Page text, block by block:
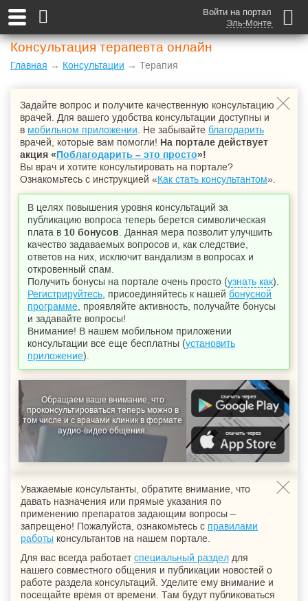
Войти на портал
Эль-Монте
Консультация терапевта онлайн
Главная → Консультации → Терапия
Задайте вопрос и получите качественную консультацию
врачей. Для вашего удобства консультации доступны и
в мобильном приложении . Не забывайте благодарить
врачей, которые вам помогли! На портале действует
акция «Поблагодарить – это просто»!
Вы врач и хотите консультировать на портале?
Ознакомьтесь с инструкцией «Как стать консультантом».
В целях повышения уровня консультаций за
публикацию вопроса теперь берется символическая
плата в 10 бонусов . Данная мера позволит улучшить
качество задаваемых вопросов и, как следствие,
ответов на них, исключит вандализм в вопросах и
откровенный спам.
Получить бонусы на портале очень просто (узнать как).
Регистрируйтесь , присоединяйтесь к нашей бонусной
программе , проявляйте активность, получайте бонусы
и задавайте вопросы!
Внимание! В нашем мобильном приложении
консультации все еще бесплатны (установить
приложение).
Обращаем ваше внимание, что
проконсультироваться теперь можно в
том числе и с врачами клиник в формате
аудио-видео общения.
Уважаемые консультанты, обратите внимание, что
давать назначения или прямые указания по
применению препаратов задающим вопросы –
запрещено! Пожалуйста, ознакомьтесь с правилами
работы консультантов на нашем портале.
Для вас всегда работаетспециальный раздел для
нашего совместного общения и публикации новостей о
работе раздела консультаций. Уделите ему внимание и
посещайте время от времени. Там будут публиковаться